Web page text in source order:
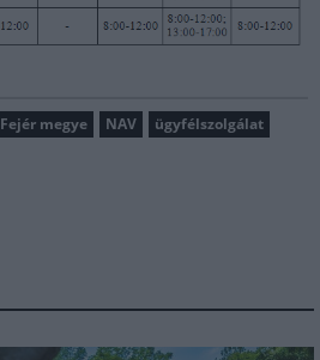
Fejér megye NAV ügyfélszolgálat